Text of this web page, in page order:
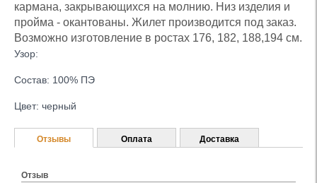
кармана, закрывающихся на молнию. Низ изделия и
пройма - окантованы. Жилет производится под заказ.
Возможно изготовление в ростах 176, 182, 188,194 см.
Узор:
Состав: 100% ПЭ
Цвет: черный
Отзывы
Отзыв
Оплата Доставка